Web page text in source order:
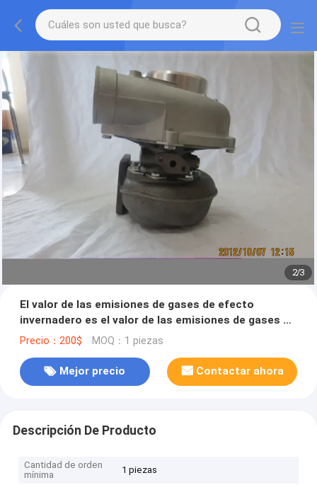
2/3
El valor de las emisiones de gases de efecto
invernadero es el valor de las emisiones de gases de
efecto invernadero.
Precio：200$ MOQ：1 piezas
Mejor precio Contactar ahora
Descripción De Producto
Cantidad de orden
mínima
1 piezas